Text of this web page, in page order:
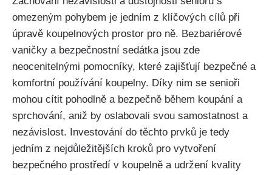
omezeným pohybem je jedním z klíčových cílů při
úpravě koupelnových prostor pro ně. Bezbariérové
vaničky a bezpečnostní sedátka jsou zde
neocenitelnými pomocníky, které zajišťují bezpečné a
komfortní používání koupelny. Díky nim se senioři
mohou cítit pohodlně a bezpečně během koupání a
sprchování, aniž by oslabovali svou samostatnost a
nezávislost. Investování do těchto prvků je tedy
jedním z nejdůležitějších kroků pro vytvoření
bezpečného prostředí v koupelně a udržení kvality